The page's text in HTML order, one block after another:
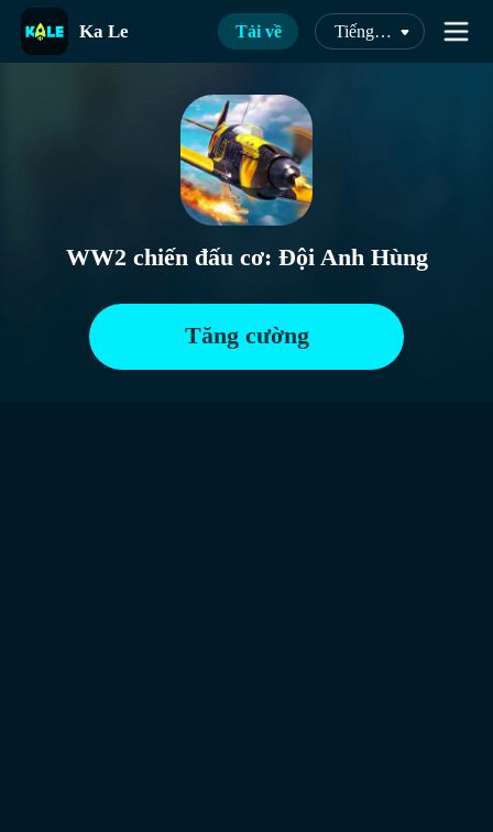
Ka Le Tải về Tiếng Việt
WW2 chiến đấu cơ: Đội Anh Hùng
Tăng cường